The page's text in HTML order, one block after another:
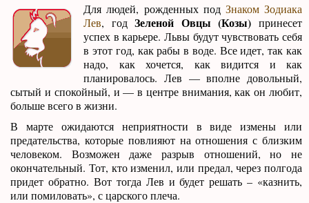
Для людей, рожденных под Знаком Зодиака
Лев, годЗеленой Овцы (Козы) принесет
успех в карьере. Львы будут чувствовать себя
в этот год, как рабы в воде. Все идет, так как
надо, как хочется, как видится и как
планировалось. Лев — вполне довольный,
сытый и спокойный, и — в центре внимания, как он любит,
больше всего в жизни.
В марте ожидаются неприятности в виде измены или
предательства, которые повлияют на отношения с близким
человеком. Возможен даже разрыв отношений, но не
окончательный. Тот, кто изменил, или предал, через полгода
придет обратно. Вот тогда Лев и будет решать – «казнить,
или помиловать», с царского плеча.